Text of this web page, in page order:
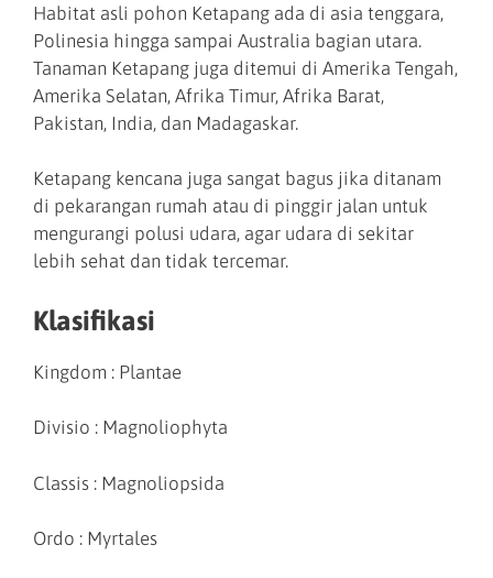
Habitat asli pohon Ketapang ada di asia tenggara,
Polinesia hingga sampai Australia bagian utara.
Tanaman Ketapang juga ditemui di Amerika Tengah,
Amerika Selatan, Afrika Timur, Afrika Barat,
Pakistan, India, dan Madagaskar.
Ketapang kencana juga sangat bagus jika ditanam
di pekarangan rumah atau di pinggir jalan untuk
mengurangi polusi udara, agar udara di sekitar
lebih sehat dan tidak tercemar.
Klasifikasi
Kingdom : Plantae
Divisio : Magnoliophyta
Classis : Magnoliopsida
Ordo : Myrtales